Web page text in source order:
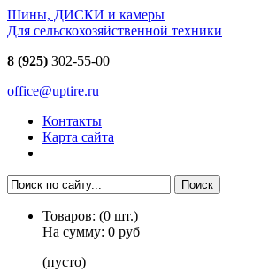
Шины, ДИСКИ и камеры
Для сельскохозяйственной техники
8 (925) 302-55-00
office@uptire.ru
Контакты
Карта сайта
Товаров: (0 шт.)
На сумму: 0 руб
(пусто)